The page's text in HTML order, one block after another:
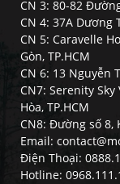
CN 3: 80-82
CN 4: 37A Dương
CN 5: Caravelle
Gòn, TP.HCM
CN 6: 13 Nguyễn
CN7: Serenity
Hòa, TP.HCM
CN8: Đường số 8,
Email:
Điện Thoại:
Hotline: